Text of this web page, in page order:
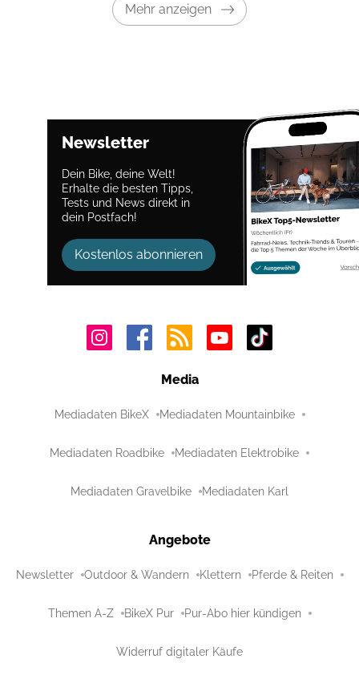
Mehr anzeigen
Newsletter
Dein Bike, deine Welt!
Erhalte die besten Tipps,
Tests und News direkt in
dein Postfach!
Kostenlos abonnieren
Media
Mediadaten BikeX Mediadaten Mountainbike
Mediadaten Roadbike Mediadaten Elektrobike
Mediadaten Gravelbike Mediadaten Karl
Angebote
Newsletter Outdoor & Wandern Klettern Pferde & Reiten
Themen A-Z BikeX Pur Pur-Abo hier kündigen
Widerruf digitaler Käufe